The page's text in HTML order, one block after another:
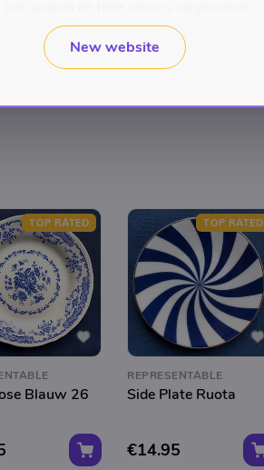
waarin de hele serie is opgenomen.
TOP RATED
Blauw 26
TOP RATED
REPRESENTABLE
Side Plate Ruota
€14.95
New website